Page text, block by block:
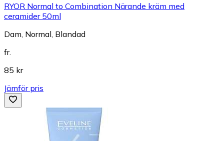
RYOR Normal to Combination Närande kräm med
ceramider 50ml
Dam, Normal, Blandad
fr.
85 kr
Jämför pris